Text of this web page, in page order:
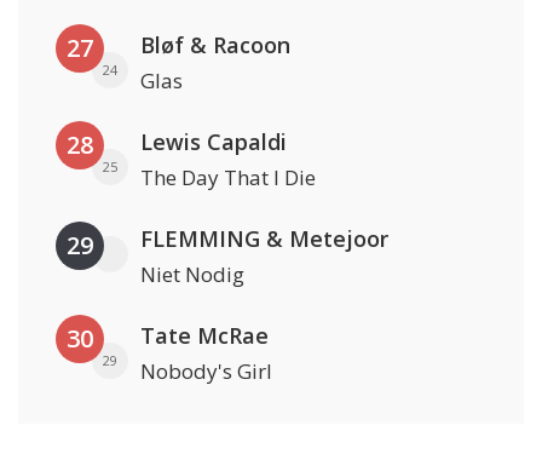
27
24
Bløf & Racoon
Glas
28
25
Lewis Capaldi
The Day That I Die
29 FLEMMING & Metejoor
Niet Nodig
30
29
Tate McRae
Nobody's Girl